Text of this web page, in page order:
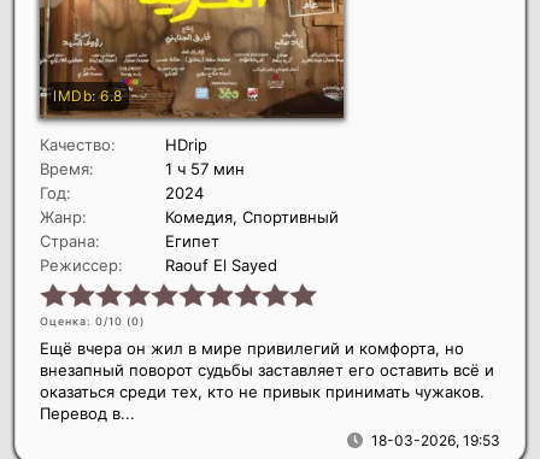
Качество:
HDrip
Время:
1 ч 57 мин
Год:
2024
Жанр:
Комедия, Спортивный
Страна:
Египет
Режиссер:
Raouf El Sayed
Оценка: 0/10 (0)
18-03-2026, 19:53
Ещё вчера он жил в мире привилегий и комфорта, но
внезапный поворот судьбы заставляет его оставить всё и
оказаться среди тех, кто не привык принимать чужаков.
Перевод в...